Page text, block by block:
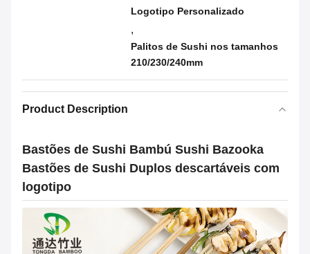
Logotipo Personalizado
,
Palitos de Sushi nos tamanhos
210/230/240mm
Product Description
Bastões de Sushi Bambú Sushi Bazooka
Bastões de Sushi Duplos descartáveis com
logotipo